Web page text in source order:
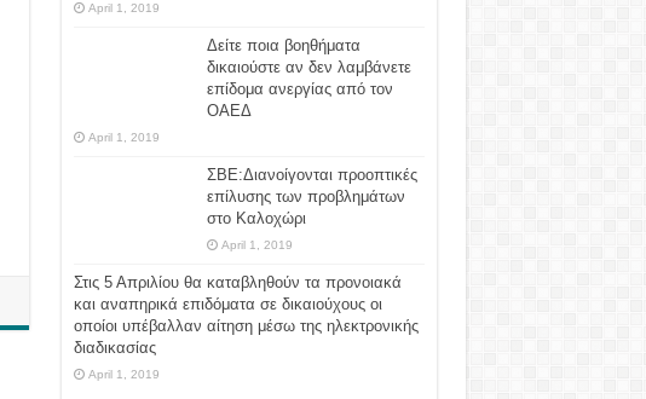
April 1, 2019
Δείτε ποια βοηθήματα
δικαιούστε αν δεν λαμβάνετε
επίδομα ανεργίας από τον
ΟΑΕΔ
April 1, 2019
ΣΒΕ:Διανοίγονται προοπτικές
επίλυσης των προβλημάτων
στο Καλοχώρι
April 1, 2019
Στις 5 Απριλίου θα καταβληθούν τα προνοιακά
και αναπηρικά επιδόματα σε δικαιούχους οι
οποίοι υπέβαλλαν αίτηση μέσω της ηλεκτρονικής
διαδικασίας
April 1, 2019